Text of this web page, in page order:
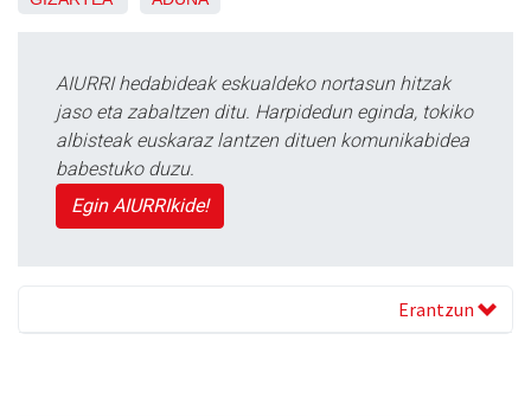
AIURRI hedabideak eskualdeko nortasun hitzak
jaso eta zabaltzen ditu. Harpidedun eginda, tokiko
albisteak euskaraz lantzen dituen komunikabidea
babestuko duzu.
Egin AIURRIkide!
Erantzun